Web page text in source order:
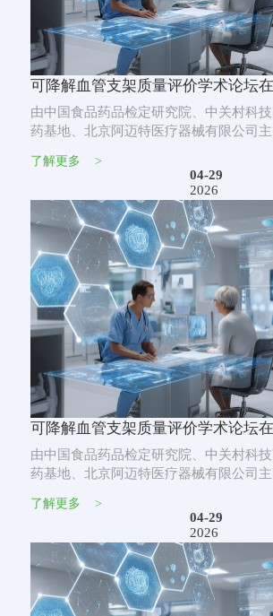
可降解血管支架质量评价学术论坛
由中国食品药品检定研究院、中关村科
药基地、北京阿迈特医疗器械有限公司
了解更多 >
04-29
2026
可降解血管支架质量评价学术论坛
由中国食品药品检定研究院、中关村科
药基地、北京阿迈特医疗器械有限公司
了解更多 >
04-29
2026